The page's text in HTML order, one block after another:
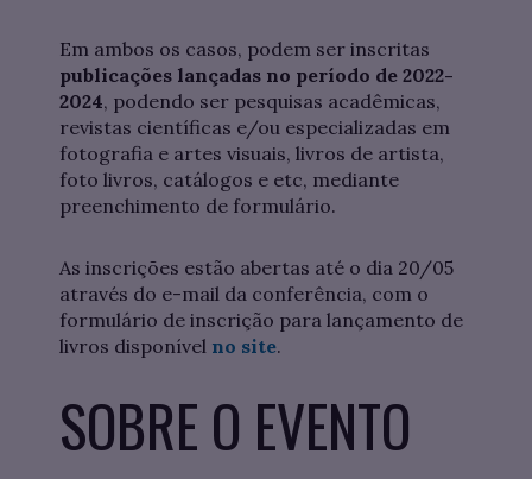
Em ambos os casos, podem ser inscritas
publicações lançadas no período de 2022-
2024, podendo ser pesquisas acadêmicas,
revistas científicas e/ou especializadas em
fotografia e artes visuais, livros de artista,
foto livros, catálogos e etc, mediante
preenchimento de formulário.
As inscrições estão abertas até o dia 20/05
através do e-mail da conferência, com o
formulário de inscrição para lançamento de
livros disponível no site.
SOBRE O EVENTO